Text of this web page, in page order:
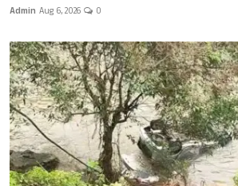
Admin Aug 6, 2026 0